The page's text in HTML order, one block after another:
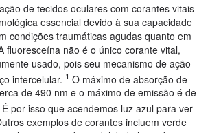
de tecidos oculares com corantes vitais
essencial devido à sua capacidade
condições traumáticas agudas quanto em
fluoresceína não é o único corante vital,
usado, pois seu mecanismo de ação
intercelular. 1 O máximo de absorção de
de 490 nm e o máximo de emissão é de
É por isso que acendemos luz azul para ver
exemplos de corantes incluem verde